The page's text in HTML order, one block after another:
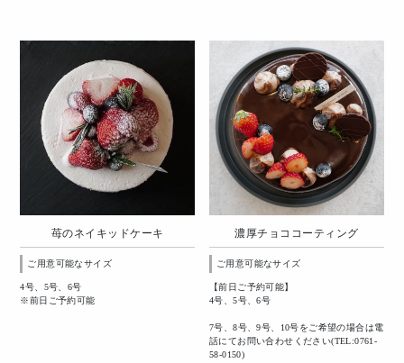
苺のネイキッドケーキ
ご用意可能なサイズ
4号、5号、6号
※前日ご予約可能
濃厚チョココーティング
ご用意可能なサイズ
【前日ご予約可能】
4号、5号、6号
7号、8号、9号、10号をご希望の場合は電
話にてお問い合わせください(TEL:0761-
58-0150)